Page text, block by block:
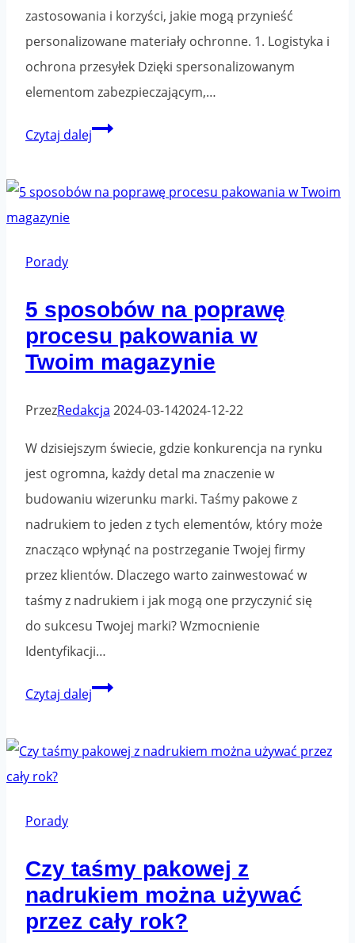
zastosowania i korzyści, jakie mogą przynieść
personalizowane materiały ochronne. 1. Logistyka i
ochrona przesyłek Dzięki spersonalizowanym
elementom zabezpieczającym,…
Czytaj dalejTaśmy
Porady
5 sposobów na poprawę
procesu pakowania w
Twoim magazynie
PrzezRedakcja 2024-03-142024-12-22
W dzisiejszym świecie, gdzie konkurencja na rynku
jest ogromna, każdy detal ma znaczenie w
budowaniu wizerunku marki. Taśmy pakowe z
nadrukiem to jeden z tych elementów, który może
znacząco wpłynąć na postrzeganie Twojej firmy
przez klientów. Dlaczego warto zainwestować w
taśmy z nadrukiem i jak mogą one przyczynić się
do sukcesu Twojej marki? Wzmocnienie
Identyfikacji…
Czytaj dalej5
poprawę
Twoim
magazynie
Porady
Czy taśmy pakowej z
nadrukiem można używać
przez cały rok?